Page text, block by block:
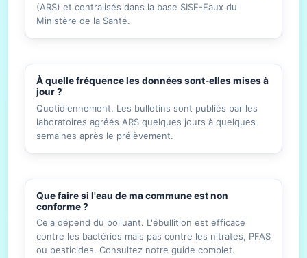
(ARS) et centralisés dans la base SISE-Eaux du
Ministère de la Santé.
À quelle fréquence les données sont-elles mises à
jour ?
Quotidiennement. Les bulletins sont publiés par les
laboratoires agréés ARS quelques jours à quelques
semaines après le prélèvement.
Que faire si l'eau de ma commune est non
conforme ?
Cela dépend du polluant. L'ébullition est efficace
contre les bactéries mais pas contre les nitrates, PFAS
ou pesticides. Consultez notre guide complet.